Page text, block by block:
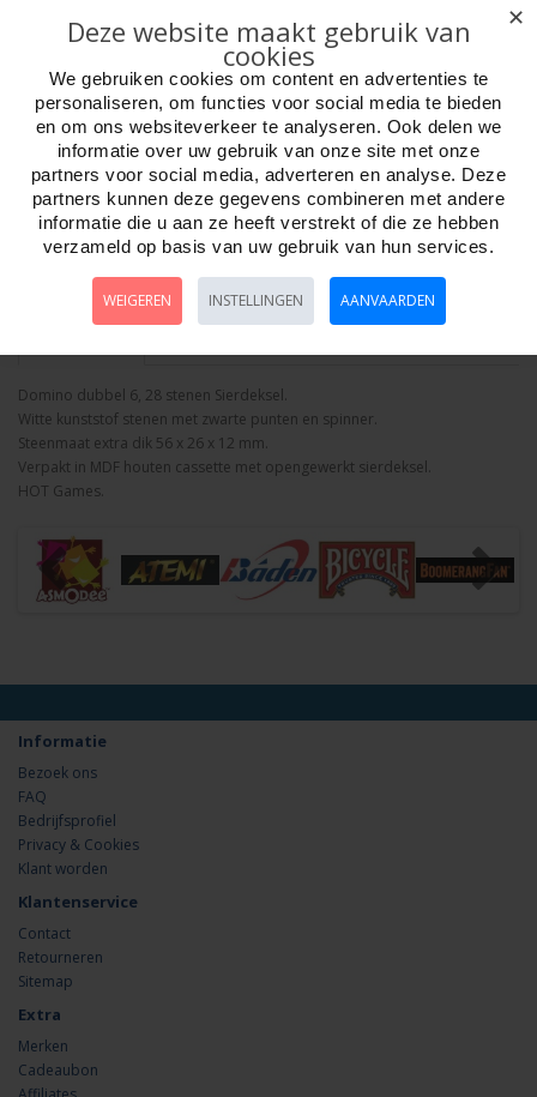
Week ?
Aantal
Bestellen
Domino dubbel 6, 28 stenen Sierdeksel.
Witte kunststof stenen met zwarte punten en spinner.
Steenmaat extra dik 56 x 26 x 12 mm.
Verpakt in MDF houten cassette met opengewerkt sierdeksel.
HOT Games.
Informatie
Bezoek ons
FAQ
Bedrijfsprofiel
Privacy & Cookies
Klant worden
Klantenservice
Contact
Retourneren
Sitemap
Extra
Merken
Cadeaubon
✕
Deze website maakt gebruik van
cookies
We gebruiken cookies om content en advertenties te
personaliseren, om functies voor social media te bieden
en om ons websiteverkeer te analyseren. Ook delen we
informatie over uw gebruik van onze site met onze
partners voor social media, adverteren en analyse. Deze
partners kunnen deze gegevens combineren met andere
informatie die u aan ze heeft verstrekt of die ze hebben
verzameld op basis van uw gebruik van hun services.
WEIGEREN INSTELLINGEN AANVAARDEN